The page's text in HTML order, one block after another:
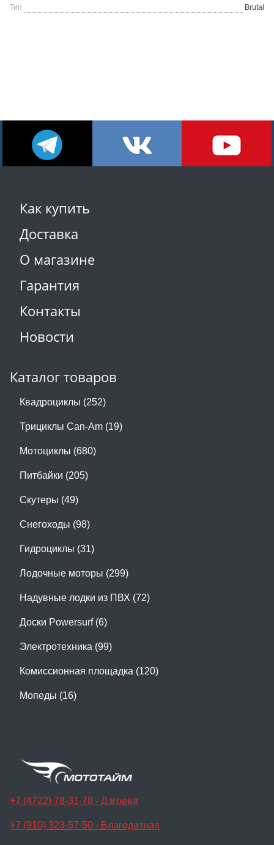
Тип
Brutal
Как купить
Доставка
О магазине
Гарантия
Контакты
Новости
Каталог товаров
Квадроциклы (252)
Трициклы Can-Am (19)
Мотоциклы (680)
Питбайки (205)
Скутеры (49)
Снегоходы (98)
Гидроциклы (31)
Лодочные моторы (299)
Надувные лодки из ПВХ (72)
Доски Powersurf (6)
Электротехника (99)
Комиссионная площадка (120)
Мопеды (16)
+7 (4722) 78-31-78 - Дзгоева
+7 (910) 323-57-50 - Благодатная